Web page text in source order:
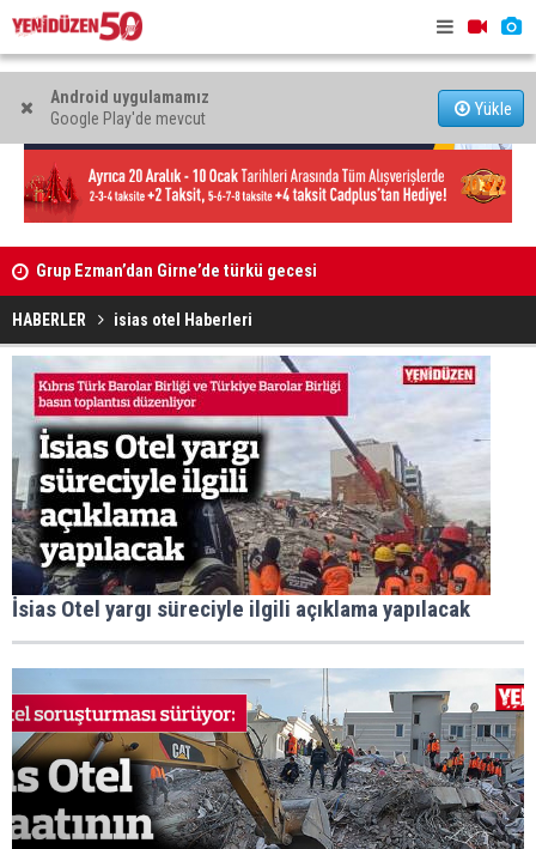
Android uygulamamız
Google Play'de mevcut
Yükle
iş Grup Ezman’dan Girne’de türkü gecesi
HABERLER isias otel Haberleri
İsias Otel yargı süreciyle ilgili açıklama yapılacak